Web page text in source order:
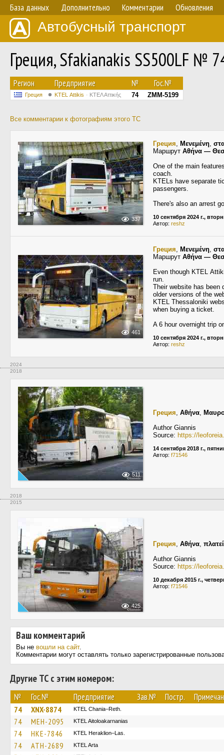
База данных Дополнительно Комментарии Обновления
Автобусный транспорт
Греция, Sfakianakis SS500LF №
Регион Предприятие № Гос.№
Греция KΤΕL Αttikis ΚΤΕΛ Αττικής 74 ZMM-5199
Все комментарии к фотографиям этого ТС
337
Греция, Μενεμένη,
Маршрут Αθήνα —
One of the main
coach.
KTELs have separate
passengers.
There's also an arrest
10 сентября 2024 г.,
Автор: reshz
461
Греция, Μενεμένη,
Маршрут Αθήνα —
Even though KΤΕL
run.
Their website has been
older versions of the
KTEL Thessaloniki
when buying a ticket.
A 6 hour overnight trip
10 сентября 2024 г.,
Автор: reshz
2024
2018
511
Греция, Αθήνα,
Author Giannis
Source: https://
14 сентября 2018 г.,
Автор: f71546
2018
2015
425
Греция, Αθήνα,
Author Giannis
Source: https://
10 декабря 2015 г.,
Автор: f71546
Ваш комментарий
Вы не вошли на сайт.
Комментарии могут оставлять только зарегистрированные
Другие ТС с этим номером:
№ Гос.№ Предприятие Зав.№ Постр.
74 XNX-8874 KTEL Chania–Reth.
74 MEH-2095 KTEL Aitoloakarnanias
74 HKE-7846 KTEL Heraklion–Las.
74 ATH-2689 KTEL Arta